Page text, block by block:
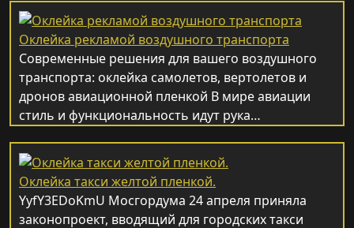
Оклейка рекламой воздушного транспорта
Современные решения для вашего воздушного
транспорта: оклейка самолетов, вертолетов и
дронов авиационной пленкой В мире авиации
стиль и функциональность идут рука…
Оклейка такси желтой пленкой.
YyfY3EDoKmU Мосгордума 24 апреля приняла
законопроект, вводящий для городских такси